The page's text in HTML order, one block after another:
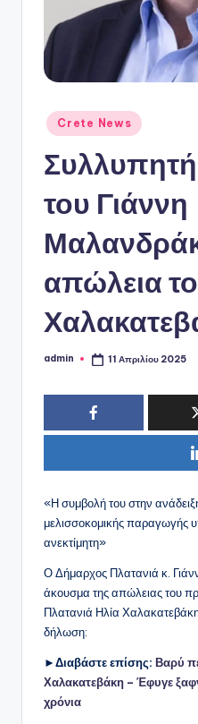
o
Αναρτήθηκε
σε
Crete News
του Γιάννη
απώλεια
Συγγραφέας:
admin 11 Απριλίου 2025
«Η συμβολή του στην
μελισσοκομικής παραγωγής
ανεκτίμητη»
Ο Δήμαρχος Πλατανιά κ.
άκουσμα της απώλειας του
Πλατανιά Ηλία
δήλωση:
►Διαβάστε επίσης: Βαρύ
Χαλακατεβάκη – Έφυγε
χρόνια